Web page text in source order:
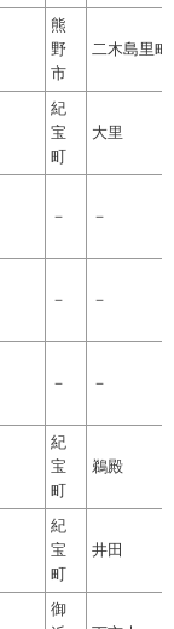
熊
野
市
二木島里町
紀
宝
町
大里
－ －
－ －
－ －
紀
宝
町
鵜殿
紀
宝
町
井田
御